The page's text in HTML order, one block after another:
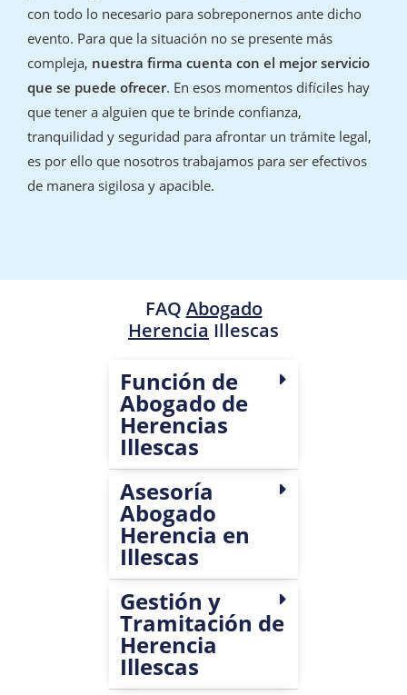
con todo lo necesario para sobreponernos ante dicho
evento. Para que la situación no se presente más
compleja, nuestra firma cuenta con el mejor servicio
que se puede ofrecer. En esos momentos difíciles hay
que tener a alguien que te brinde confianza,
tranquilidad y seguridad para afrontar un trámite legal,
es por ello que nosotros trabajamos para ser efectivos
de manera sigilosa y apacible.
FAQ Abogado
Herencia Illescas
Función de
Abogado de
Herencias
Illescas
Asesoría
Abogado
Herencia en
Illescas
Gestión y
Tramitación de
Herencia
Illescas